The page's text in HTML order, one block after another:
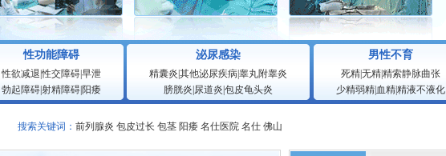
性功能障碍
性欲减退 性交障碍|早泄
勃起障碍|射精障碍| 阳痿
泌尿感染
精囊炎 其他泌尿疾病睾丸附睾炎
膀胱炎 尿道炎 包皮龟头炎
男性不育
死精|无精|精索静脉曲张
少精弱精| 血精|精液不液化
搜索关键词： 前列腺炎 包皮过长 包茎 阳痿 名仕医院 名仕 佛山